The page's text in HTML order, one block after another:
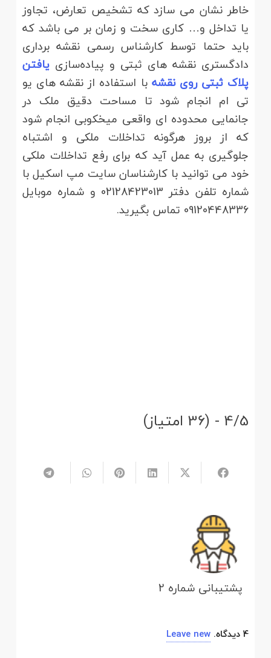
خاطر نشان می سازد که تشخیص تعارض، تجاوز
یا تداخل و… کاری سخت و زمان بر می باشد که
باید حتما توسط کارشناس رسمی نقشه برداری
دادگستری نقشه های ثبتی و پیاده‌سازی یافتن
پلاک ثبتی روی نقشه با استفاده از نقشه های یو
تی ام انجام شود تا مساحت دقیق ملک در
جانمایی محدوده ای واقعی میخکوبی انجام شود
که از بروز هرگونه تداخلات ملکی و اشتباه
جلوگیری به عمل آید که برای رفع تداخلات ملکی
خود می توانید با کارشناسان سایت مپ اسکیل با
شماره تلفن دفتر 02128423013 و شماره موبایل
09120448336 تماس بگیرید.
4/5 - (36 امتیاز)
پشتیبانی شماره 2
4دیدگاه.
Leave new